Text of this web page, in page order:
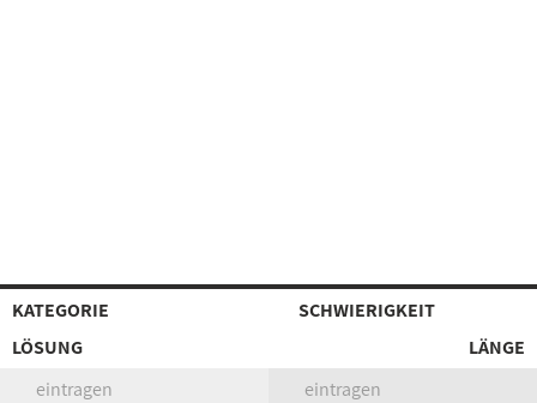
KATEGORIE
SCHWIERIGKEIT
LÖSUNG
LÄNGE
eintragen
eintragen